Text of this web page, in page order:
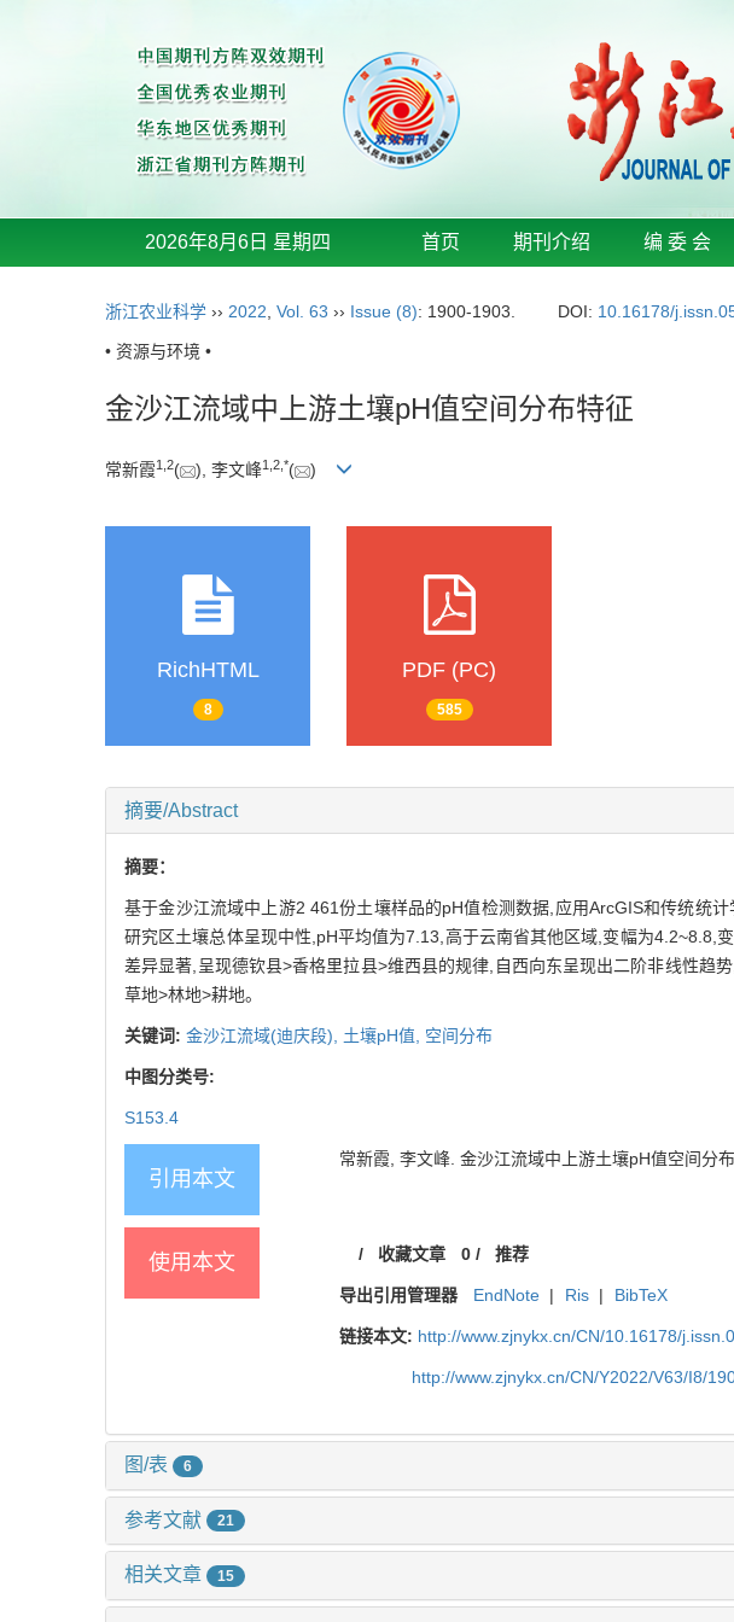
2026年8月6日 星期四 首页 期刊介绍 编 委 会
浙江农业科学 ›› 2022 Vol. 63 ›› Issue (8): 1900-1903. DOI: 10.16178/
• 资源与环境 •
金沙江流域中上游土壤pH值空间分布特征
常新霞1 2( ), 李文峰1 2 *( )
RichHTML
8
PDF (PC)
585
摘要/Abstract
摘要：
基于金沙江流域中上游2 461份土壤样品的pH值检测数据,应用ArcGIS和传统统
研究区土壤总体呈现中性,pH平均值为7.13,高于云南省其他区域,变幅为4.2~8.8,
差异显著,呈现德钦县>香格里拉县>维西县的规律,自西向东呈现出二阶非线性趋
草地>林地>耕地。
关键词: 金沙江流域(迪庆段), 土壤pH值, 空间分布
中图分类号:
S153.4
引用本文
常新霞, 李文峰. 金沙江流域中上游土壤pH值空间分
使用本文 / 收藏文章 0/ 推荐
导出引用管理器 EndNote | Ris | BibTeX
链接本文: http://www.zjnykx.cn/CN/10.16178/
http://www.zjnykx.cn/CN/Y2022/V63/I8/
图/表 6
参考文献 21
相关文章 15